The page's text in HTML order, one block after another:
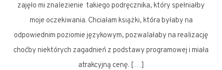
lekcja
dla
budowlańców
zajęło mi znalezienie takiego podręcznika, który spełniałby
moje oczekiwania. Chciałam książki, która byłaby na
odpowiednim poziomie językowym, pozwalałaby na realizację
choćby niektórych zagadnień z podstawy programowej i miała
atrakcyjną cenę. […]